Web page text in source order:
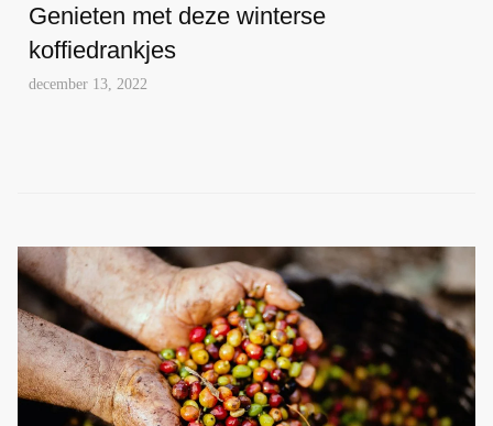
Genieten met deze winterse
koffiedrankjes
december 13, 2022